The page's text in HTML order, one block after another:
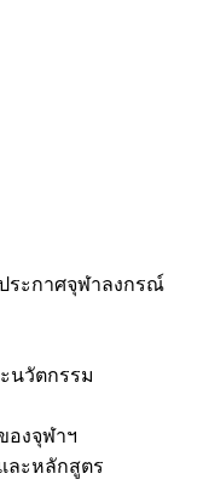
ระกาศจุฬาลงกรณ์
นวัตกรรม
องจุฬาฯ
ละหลักสูตร